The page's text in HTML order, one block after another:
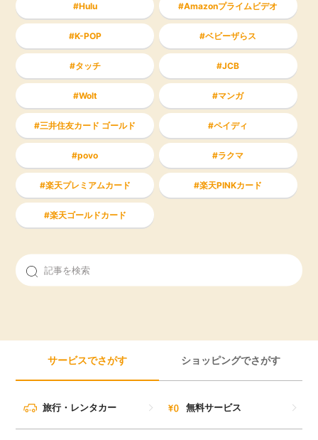
Hulu Amazonプライムビデオ
K-POP ベビーザらス
タッチ JCB
Wolt マンガ
三井住友カード ゴールド ペイディ
povo ラクマ
楽天プレミアムカード 楽天PINKカード
楽天ゴールドカード
サービスでさがす ショッピングでさがす
旅行・レンタカー 無料サービス